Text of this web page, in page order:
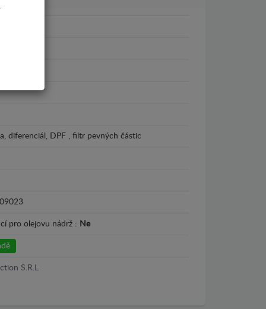
diferenciál, DPF , filtr pevných částic
pro olejovu nádrž : Ne
S.R.L